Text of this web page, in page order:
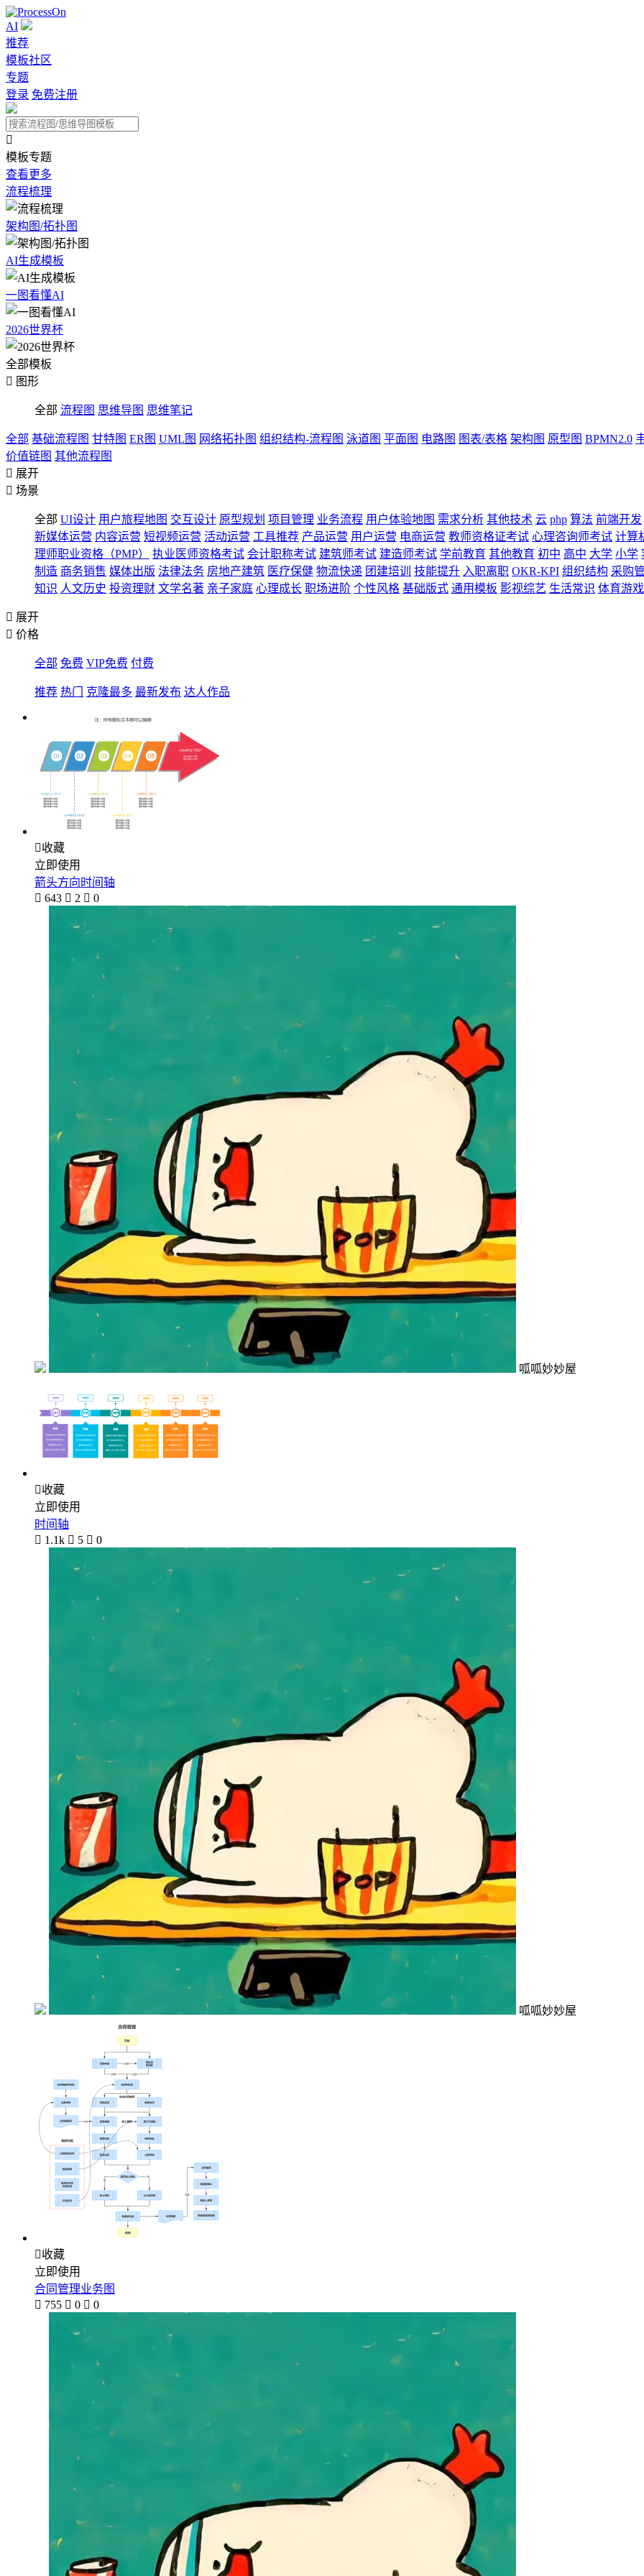
AI
推荐
模板社区
专题
登录 免费注册

模板专题
查看更多
流程梳理
架构图/拓扑图
AI生成模板
一图看懂AI
2026世界杯
全部模板
 图形
全部 流程图 思维导图 思维笔记
全部 基础流程图 甘特图 ER图 UML图 网络拓扑图 组织结构-流程图 泳道图 平面图 电路图 图表/表格 架构图 原型图 BPMN2.0
价值链图 其他流程图
 展开
 场景
全部 UI设计 用户旅程地图 交互设计 原型规划 项目管理 业务流程 用户体验地图 需求分析 其他技术 云 php 算法 前端开发
新媒体运营 内容运营 短视频运营 活动运营 工具推荐 产品运营 用户运营 电商运营 教师资格证考试 心理咨询师考试 计算
理师职业资格（PMP）
执业医师资格考试 会计职称考试 建筑师考试 建造师考试 学前教育 其他教育 初中 高中 大学 小学
制造 商务销售 媒体出版 法律法务 房地产建筑 医疗保健 物流快递 团建培训 技能提升 入职离职 OKR-KPI 组织结构 采购
知识 人文历史 投资理财 文学名著 亲子家庭 心理成长 职场进阶 个性风格 基础版式 通用模板 影视综艺 生活常识 体育游戏
 展开
 价格
全部 免费 VIP免费 付费
推荐 热门 克隆最多 最新发布 达人作品
收藏
立即使用
箭头方向时间轴
 643  2  0
呱呱妙妙屋
收藏
立即使用
时间轴
 1.1k  5  0
呱呱妙妙屋
收藏
立即使用
合同管理业务图
 755  0  0